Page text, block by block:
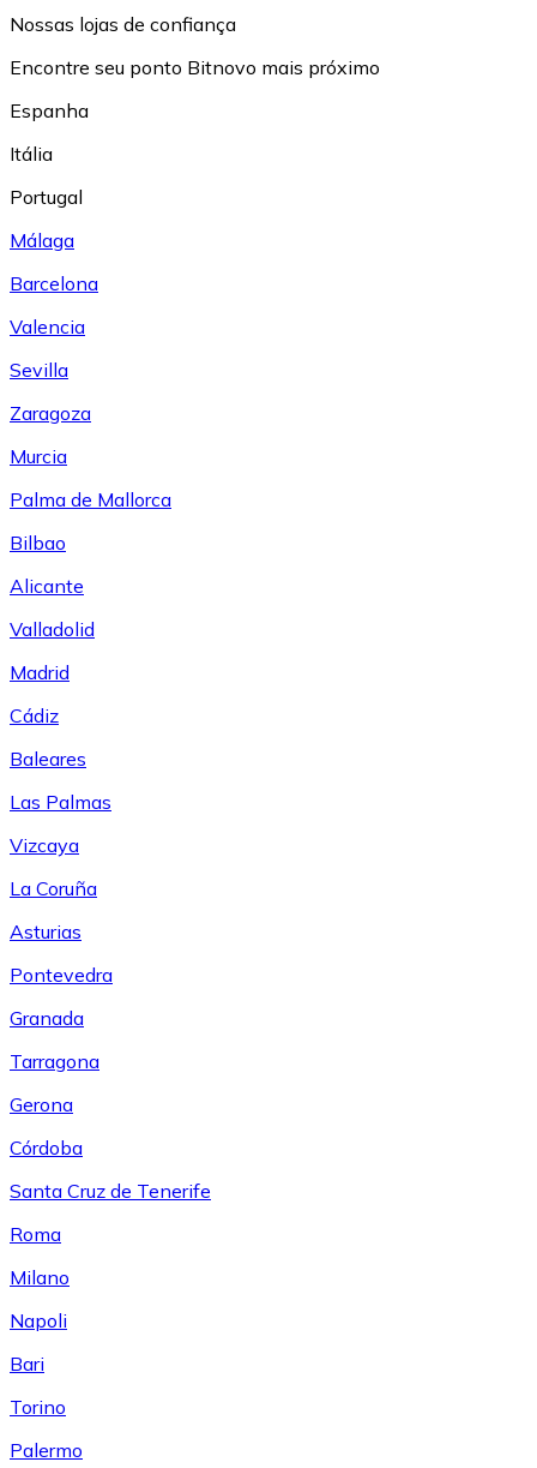
Nossas lojas de confiança
Encontre seu ponto Bitnovo mais próximo
Espanha
Itália
Portugal
Málaga
Barcelona
Valencia
Sevilla
Zaragoza
Murcia
Palma de Mallorca
Bilbao
Alicante
Valladolid
Madrid
Cádiz
Baleares
Las Palmas
Vizcaya
La Coruña
Asturias
Pontevedra
Granada
Tarragona
Gerona
Córdoba
Santa Cruz de Tenerife
Roma
Milano
Napoli
Bari
Torino
Palermo